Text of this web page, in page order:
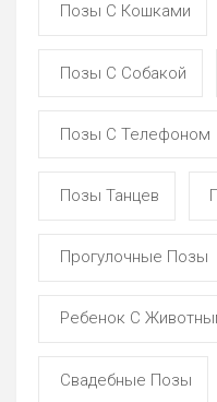
Позы С Кошками
Позы С Собакой
Позы С Телефоном
Позы Танцев
Прогулочные Позы
Ребенок С
Свадебные Позы